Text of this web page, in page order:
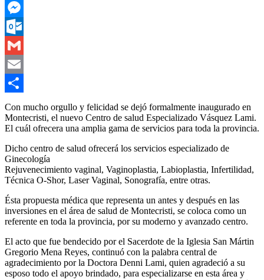
WhatsApp
Messenger
Outlook.com
Gmail
Email
Compartir
Con mucho orgullo y felicidad se dejó formalmente inaugurado en
Montecristi, el nuevo Centro de salud Especializado Vásquez Lami.
El cuál ofrecera una amplia gama de servicios para toda la provincia.
Dicho centro de salud ofrecerá los servicios especializado de
Ginecología
Rejuvenecimiento vaginal, Vaginoplastia, Labioplastia, Infertilidad,
Técnica O-Shor, Laser Vaginal, Sonografía, entre otras.
Ésta propuesta médica que representa un antes y después en las
inversiones en el área de salud de Montecristi, se coloca como un
referente en toda la provincia, por su moderno y avanzado centro.
El acto que fue bendecido por el Sacerdote de la Iglesia San Mártin
Gregorio Mena Reyes, continuó con la palabra central de
agradecimiento por la Doctora Denni Lami, quien agradeció a su
esposo todo el apoyo brindado, para especializarse en esta área y